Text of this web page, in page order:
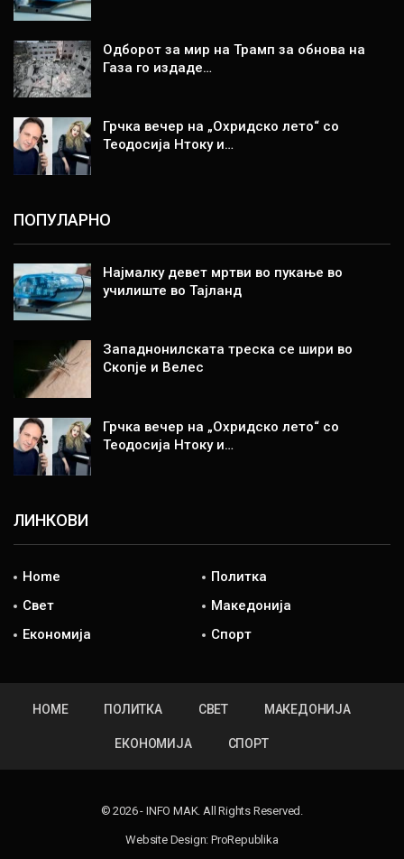
Одборот за мир на Трамп за обнова на
Газа го издаде…
Грчка вечер на „Охридско лето“ со
Теодосија Нтоку и…
ПОПУЛАРНО
Најмалку девет мртви во пукање во
училиште во Тајланд
Западнонилската треска се шири во
Скопје и Велес
Грчка вечер на „Охридско лето“ со
Теодосија Нтоку и…
ЛИНКОВИ
Home
Политка
Свет
Македонија
Економија
Спорт
HOME ПОЛИТКА СВЕТ МАКЕДОНИЈА
ЕКОНОМИЈА СПОРТ
© 2026 - INFO MAK. All Rights Reserved.
Website Design:ProRepublika